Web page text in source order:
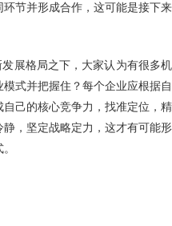
节并形成合作，这可能是接下来
展格局之下，大家认为有很多机
式并把握住？每个企业应根据自
己的核心竞争力，找准定位，精
，坚定战略定力，这才有可能形